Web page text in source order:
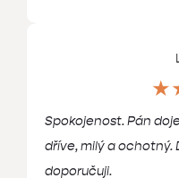
Spokojenost. Pán
dříve, milý a ochotný.
doporučuji.